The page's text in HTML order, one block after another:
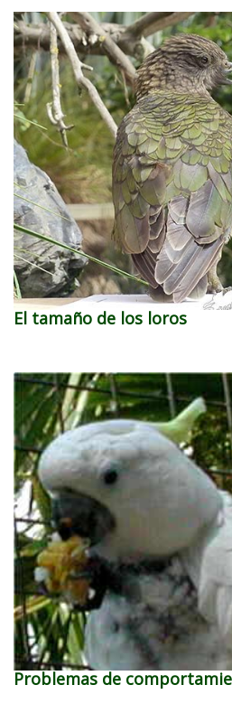
El tamaño de los loros
Problemas de